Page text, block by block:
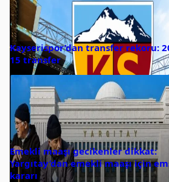
Kayserispor’dan transfer rekoru:
15 transfer
Emekli maaşı gecikenler dikkat:
Yargıtay’dan emekli maaşı için
kararı